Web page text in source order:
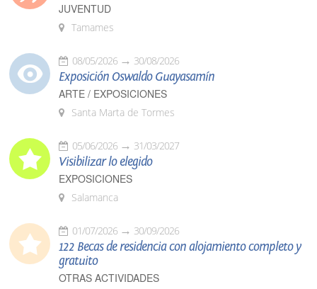
JUVENTUD
Tamames
08/05/2026 30/08/2026
Exposición Oswaldo Guayasamín
ARTE / EXPOSICIONES
Santa Marta de Tormes
05/06/2026 31/03/2027
Visibilizar lo elegido
EXPOSICIONES
Salamanca
01/07/2026 30/09/2026
122 Becas de residencia con alojamiento completo y
gratuito
OTRAS ACTIVIDADES